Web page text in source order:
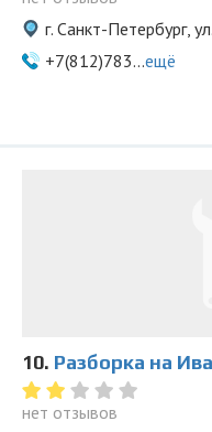
г. Санкт-Петербург,
+7(812)783...ещё
10. Разборка на
нет отзывов